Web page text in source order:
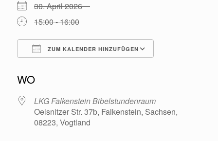
30. April 2026
15:00 - 16:00
ZUM KALENDER HINZUFÜGEN
WO
LKG Falkenstein Bibelstundenraum
Oelsnitzer Str. 37b, Falkenstein, Sachsen,
08223, Vogtland